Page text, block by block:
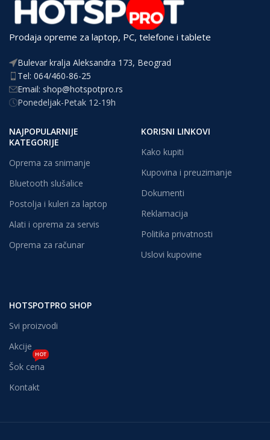
Prodaja opreme za laptop, PC, telefone i tablete
Bulevar kralja Aleksandra 173, Beograd
Tel: 064/460-86-25
Email: shop@hotspotpro.rs
Ponedeljak-Petak 12-19h
NAJPOPULARNIJE
KATEGORIJE
Oprema za snimanje
Bluetooth slušalice
Postolja i kuleri za laptop
Alati i oprema za servis
Oprema za računar
KORISNI LINKOVI
Kako kupiti
Kupovina i preuzimanje
Dokumenti
Reklamacija
Politika privatnosti
Uslovi kupovine
HOTSPOTPRO SHOP
Svi proizvodi
Akcije
Šok cena
HOT
Kontakt